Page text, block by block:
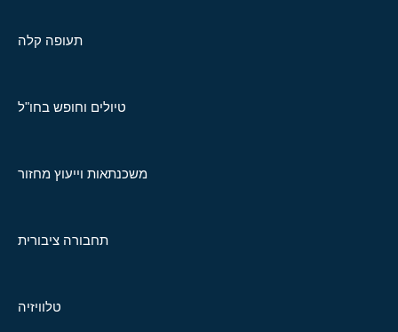
תעופה קלה
טיולים וחופש בחו"ל
משכנתאות וייעוץ מחזור
תחבורה ציבורית
טלוויזיה